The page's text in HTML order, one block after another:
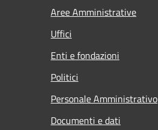
Aree Amministrative
Uffici
Enti e fondazioni
Politici
Personale Amministrativo
Documenti e dati